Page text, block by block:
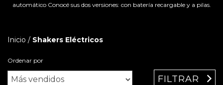
automático Conocé sus dos versiones: con batería recargable y a pilas.
Inicio / Shakers Eléctricos
Ordenar por
FILTRAR